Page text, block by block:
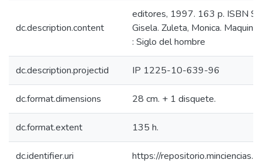
dc.description.content
editores, 1997. 163 p. ISBN
Gisela. Zuleta, Monica.
: Siglo del hombre
dc.description.projectid IP 1225-10-639-96
dc.format.dimensions 28 cm. + 1 disquete.
dc.format.extent 135 h.
dc.identifier.uri https://